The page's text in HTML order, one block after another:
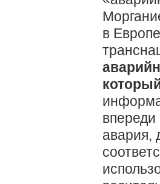
в
впереди
авария,